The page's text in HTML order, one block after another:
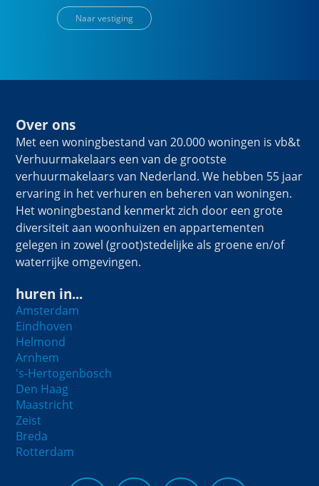
Naar vestiging
Over ons
Met een woningbestand van 20.000 woningen is vb&t
Verhuurmakelaars een van de grootste
verhuurmakelaars van Nederland. We hebben 55 jaar
ervaring in het verhuren en beheren van woningen.
Het woningbestand kenmerkt zich door een grote
diversiteit aan woonhuizen en appartementen
gelegen in zowel (groot)stedelijke als groene en/of
waterrijke omgevingen.
huren in...
Amsterdam
Eindhoven
Helmond
Arnhem
's-Hertogenbosch
Den Haag
Maastricht
Zeist
Breda
Rotterdam